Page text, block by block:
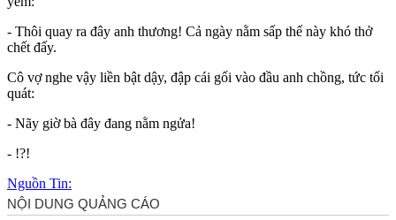
- Thôi quay ra đây anh thương! Cả ngày nằm sấp thế này khó thở
chết đấy.
Cô vợ nghe vậy liền bật dậy, đập cái gối vào đầu anh chồng, tức tối
quát:
- Nãy giờ bà đây đang nằm ngửa!
- !?!
Nguồn Tin: